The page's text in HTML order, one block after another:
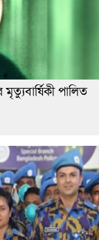
পালিত